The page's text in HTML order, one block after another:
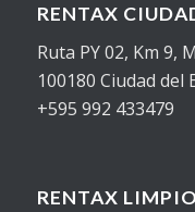
RENTAX
Ruta PY 02, Km 9,
100180 Ciudad del
+595 992 433479
RENTAX LIMPIO